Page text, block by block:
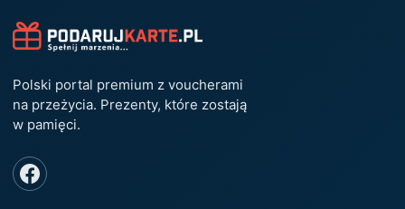
Polski portal premium z voucherami
na przeżycia. Prezenty, które zostają
w pamięci.